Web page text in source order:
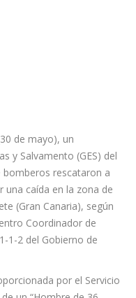
de mayo), un
y Salvamento (GES) del
bomberos rescataron a
caída en la zona de
(Gran Canaria), según
Coordinador de
1-2 del Gobierno de